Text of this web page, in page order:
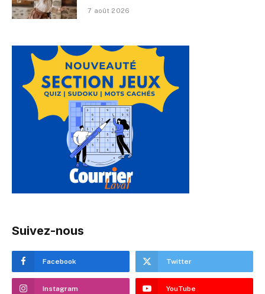
7 août 2026
Suivez-nous
Facebook Twitter
Instagram YouTube